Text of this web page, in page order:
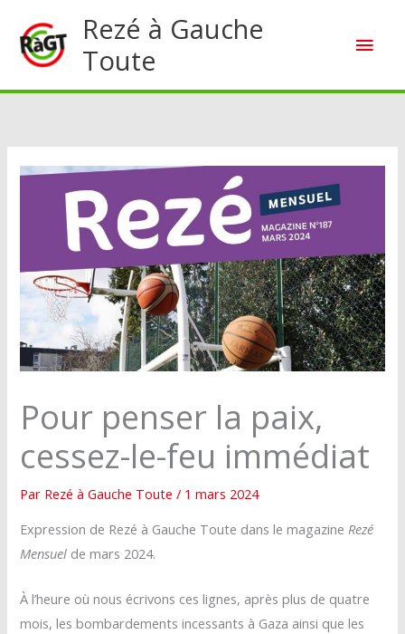
contenu
Rezé à Gauche
Toute
Pour penser la paix,
cessez-le-feu immédiat
Par Rezé à Gauche Toute/ 1 mars 2024
Expression de Rezé à Gauche Toute dans le magazine Rezé
Mensuel de mars 2024.
À l’heure où nous écrivons ces lignes, après plus de quatre
mois, les bombardements incessants à Gaza ainsi que les